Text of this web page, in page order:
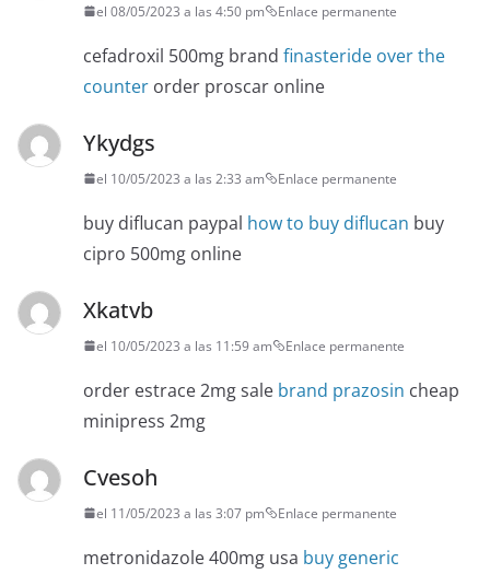
el 08/05/2023 a las 4:50 pm Enlace permanente
cefadroxil 500mg brand finasteride over the
counter order proscar online
Ykydgs
el 10/05/2023 a las 2:33 am Enlace permanente
buy diflucan paypal how to buy diflucan buy
cipro 500mg online
Xkatvb
el 10/05/2023 a las 11:59 am Enlace permanente
order estrace 2mg sale brand prazosin cheap
minipress 2mg
Cvesoh
el 11/05/2023 a las 3:07 pm Enlace permanente
metronidazole 400mg usa buy generic